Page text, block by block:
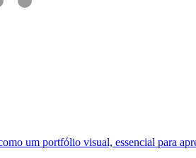
um portfólio visual, essencial para